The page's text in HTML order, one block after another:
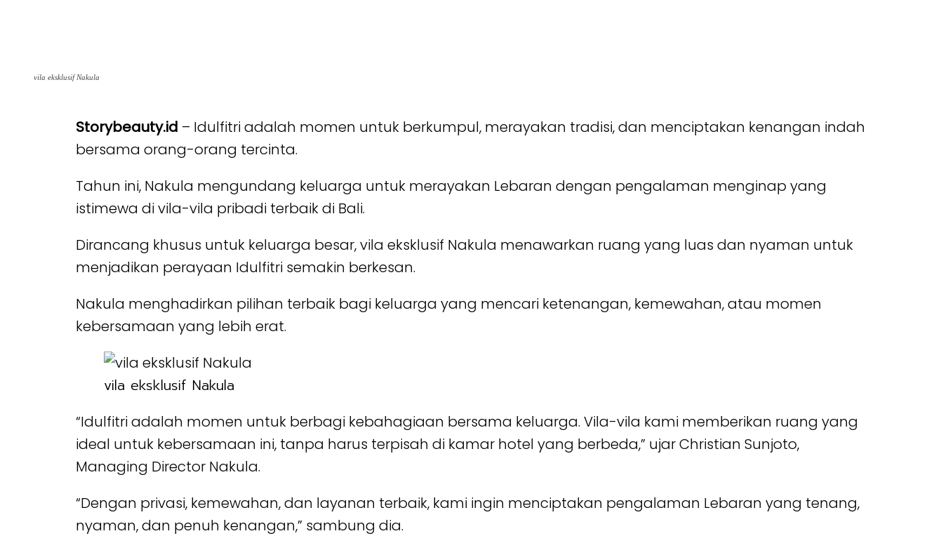
vila eksklusif Nakula
Storybeauty.id – Idulfitri adalah momen untuk berkumpul, merayakan tradisi, dan menciptakan kenangan indah
bersama orang-orang tercinta.
Tahun ini, Nakula mengundang keluarga untuk merayakan Lebaran dengan pengalaman menginap yang
istimewa di vila-vila pribadi terbaik di Bali.
Dirancang khusus untuk keluarga besar, vila eksklusif Nakula menawarkan ruang yang luas dan nyaman untuk
menjadikan perayaan Idulfitri semakin berkesan.
Nakula menghadirkan pilihan terbaik bagi keluarga yang mencari ketenangan, kemewahan, atau momen
kebersamaan yang lebih erat.
vila eksklusif Nakula
“Idulfitri adalah momen untuk berbagi kebahagiaan bersama keluarga. Vila-vila kami memberikan ruang yang
ideal untuk kebersamaan ini, tanpa harus terpisah di kamar hotel yang berbeda,” ujar Christian Sunjoto,
Managing Director Nakula.
“Dengan privasi, kemewahan, dan layanan terbaik, kami ingin menciptakan pengalaman Lebaran yang tenang,
nyaman, dan penuh kenangan,” sambung dia.